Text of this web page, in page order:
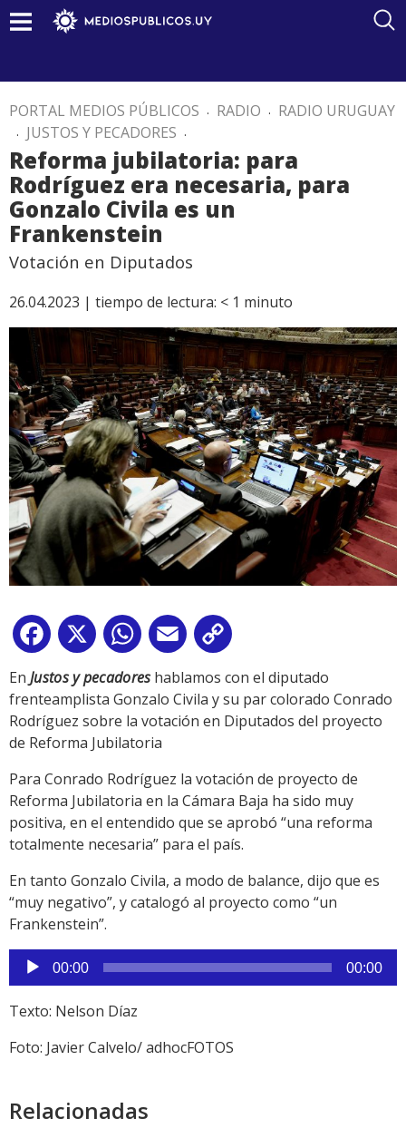
PORTAL MEDIOS PÚBLICOS . RADIO . RADIO URUGUAY
. JUSTOS Y PECADORES .
Reforma jubilatoria: para
Rodríguez era necesaria, para
Gonzalo Civila es un
Frankenstein
Votación en Diputados
26.04.2023 | tiempo de lectura: < 1 minuto
Facebook
X WhatsApp
Email
Link
En Justos y pecadoreshablamos con el diputado
frenteamplista Gonzalo Civila y su par colorado Conrado
Rodríguez sobre la votación en Diputados del proyecto
de Reforma Jubilatoria
Para Conrado Rodríguez la votación de proyecto de
Reforma Jubilatoria en la Cámara Baja ha sido muy
positiva, en el entendido que se aprobó “una reforma
totalmente necesaria” para el país.
En tanto Gonzalo Civila, a modo de balance, dijo que es
“muy negativo”, y catalogó al proyecto como “un
Frankenstein”.
Reproductor
de
audio
00:00 00:00
Texto: Nelson Díaz
Foto: Javier Calvelo/ adhocFOTOS
Relacionadas